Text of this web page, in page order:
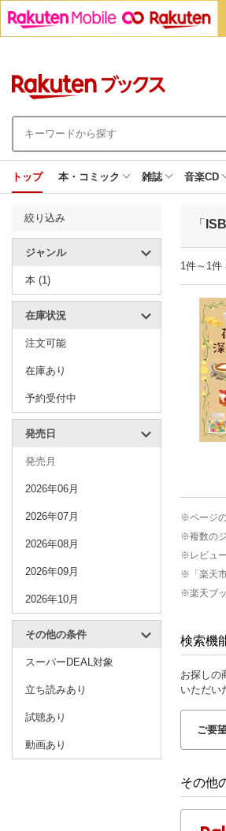
トップ 本・コミック 雑誌 音楽CD
絞り込み
ジャンル
本 (1)
在庫状況
注文可能
在庫あり
予約受付中
発売日
発売月
2026年06月
2026年07月
2026年08月
2026年09月
2026年10月
その他の条件
スーパーDEAL対象
立ち読みあり
試聴あり
動画あり
「
1件～1件
※ページ
※複数の
※レビュ
※「楽天
※楽天ブ
検索機
お探しの
いただい
ご要
その他